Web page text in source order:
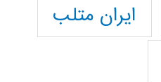
ایران متلب